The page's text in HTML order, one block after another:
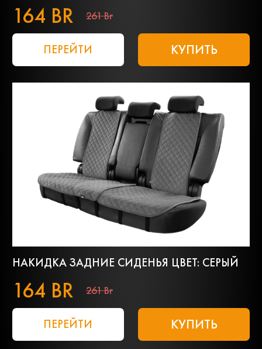
164 BR 261 Br
ПЕРЕЙТИ КУПИТЬ
НАКИДКА ЗАДНИЕ СИДЕНЬЯ ЦВЕТ: СЕРЫЙ
164 BR 261 Br
ПЕРЕЙТИ КУПИТЬ